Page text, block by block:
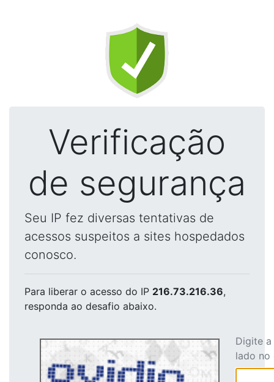
Verificação
de segurança
Seu IP fez diversas tentativas de
acessos suspeitos a sites hospedados
conosco.
Para liberar o acesso do IP 216.73.216.36,
responda ao desafio abaixo.
Digite
lado no